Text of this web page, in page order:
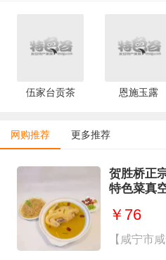
伍家台贡茶 恩施玉露
网购推荐 更多推荐
贺胜桥正
特色菜真
￥76
【咸宁市